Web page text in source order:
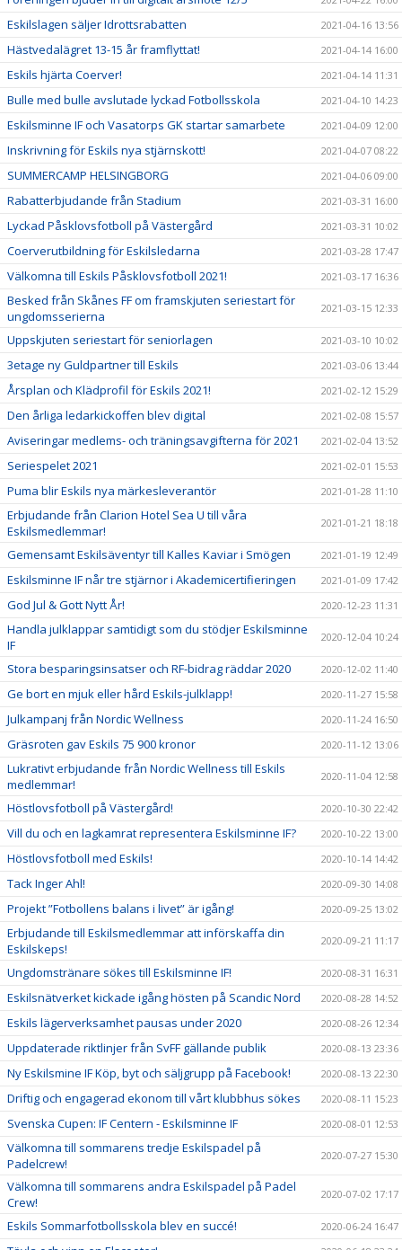
Eskilslagen säljer Idrottsrabatten 2021-04-16 13:56
Hästvedalägret 13-15 år framflyttat! 2021-04-14 16:00
Eskils hjärta Coerver! 2021-04-14 11:31
Bulle med bulle avslutade lyckad Fotbollsskola 2021-04-10 14:23
Eskilsminne IF och Vasatorps GK startar samarbete 2021-04-09 12:00
Inskrivning för Eskils nya stjärnskott! 2021-04-07 08:22
SUMMERCAMP HELSINGBORG 2021-04-06 09:00
Rabatterbjudande från Stadium 2021-03-31 16:00
Lyckad Påsklovsfotboll på Västergård 2021-03-31 10:02
Coerverutbildning för Eskilsledarna 2021-03-28 17:47
Välkomna till Eskils Påsklovsfotboll 2021! 2021-03-17 16:36
Besked från Skånes FF om framskjuten seriestart för
ungdomsserierna
2021-03-15 12:33
Uppskjuten seriestart för seniorlagen 2021-03-10 10:02
3etage ny Guldpartner till Eskils 2021-03-06 13:44
Årsplan och Klädprofil för Eskils 2021! 2021-02-12 15:29
Den årliga ledarkickoffen blev digital 2021-02-08 15:57
Aviseringar medlems- och träningsavgifterna för 2021 2021-02-04 13:52
Seriespelet 2021 2021-02-01 15:53
Puma blir Eskils nya märkesleverantör 2021-01-28 11:10
Erbjudande från Clarion Hotel Sea U till våra
Eskilsmedlemmar!
2021-01-21 18:18
Gemensamt Eskilsäventyr till Kalles Kaviar i Smögen 2021-01-19 12:49
Eskilsminne IF når tre stjärnor i Akademicertifieringen 2021-01-09 17:42
God Jul & Gott Nytt År! 2020-12-23 11:31
Handla julklappar samtidigt som du stödjer Eskilsminne
IF
2020-12-04 10:24
Stora besparingsinsatser och RF-bidrag räddar 2020 2020-12-02 11:40
Ge bort en mjuk eller hård Eskils-julklapp! 2020-11-27 15:58
Julkampanj från Nordic Wellness 2020-11-24 16:50
Gräsroten gav Eskils 75 900 kronor 2020-11-12 13:06
Lukrativt erbjudande från Nordic Wellness till Eskils
medlemmar!
2020-11-04 12:58
Höstlovsfotboll på Västergård! 2020-10-30 22:42
Vill du och en lagkamrat representera Eskilsminne IF? 2020-10-22 13:00
Höstlovsfotboll med Eskils! 2020-10-14 14:42
Tack Inger Ahl! 2020-09-30 14:08
Projekt ”Fotbollens balans i livet” är igång! 2020-09-25 13:02
Erbjudande till Eskilsmedlemmar att införskaffa din
Eskilskeps!
2020-09-21 11:17
Ungdomstränare sökes till Eskilsminne IF! 2020-08-31 16:31
Eskilsnätverket kickade igång hösten på Scandic Nord 2020-08-28 14:52
Eskils lägerverksamhet pausas under 2020 2020-08-26 12:34
Uppdaterade riktlinjer från SvFF gällande publik 2020-08-13 23:36
Ny Eskilsmine IF Köp, byt och säljgrupp på Facebook! 2020-08-13 22:30
Driftig och engagerad ekonom till vårt klubbhus sökes 2020-08-11 15:23
Svenska Cupen: IF Centern - Eskilsminne IF 2020-08-01 12:53
Välkomna till sommarens tredje Eskilspadel på
Padelcrew!
2020-07-27 15:30
Välkomna till sommarens andra Eskilspadel på Padel
Crew!
2020-07-02 17:17
Eskils Sommarfotbollsskola blev en succé! 2020-06-24 16:47